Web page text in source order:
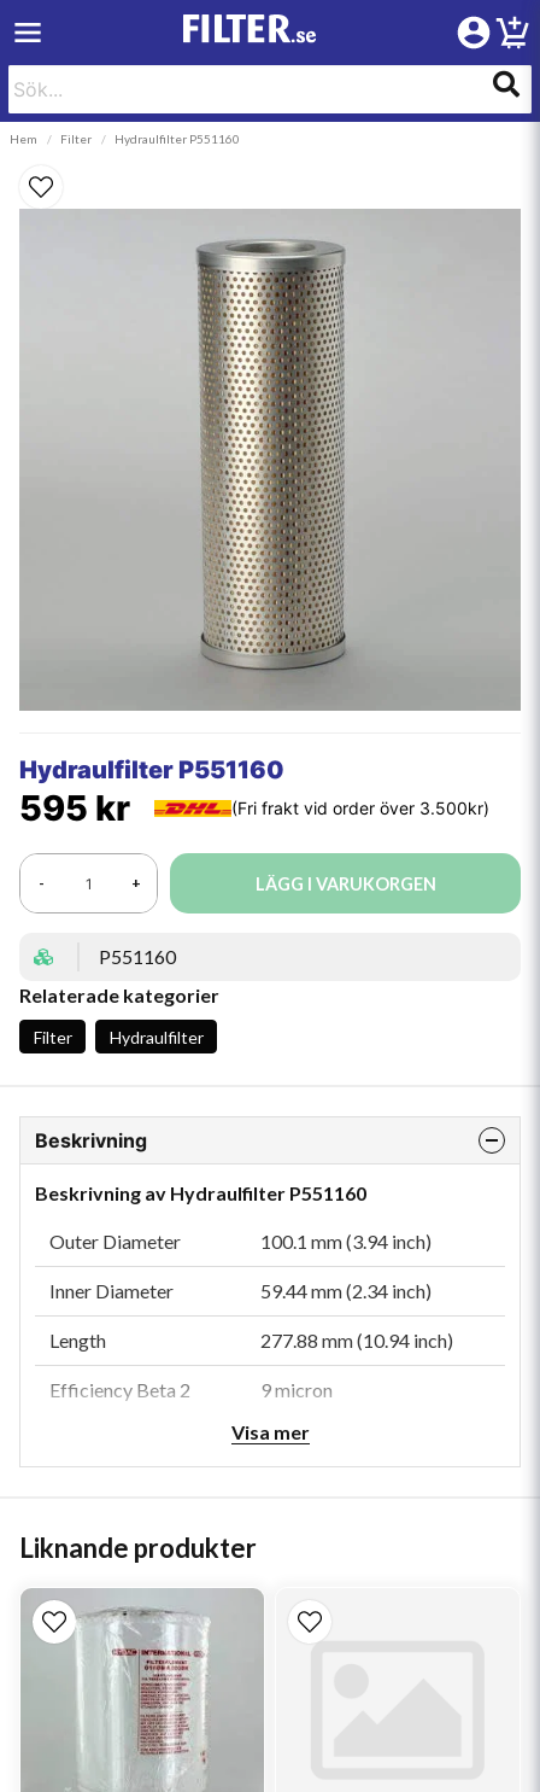
Hem Filter Hydraulfilter P551160
Hydraulfilter P551160
595 kr
- + LÄGG I VARUKORGEN
P551160
Relaterade kategorier
Filter Hydraulfilter
Beskrivning
Beskrivning av Hydraulfilter P551160
Outer Diameter 100.1 mm (3.94 inch)
Inner Diameter 59.44 mm (2.34 inch)
Length 277.88 mm (10.94 inch)
Efficiency Beta 2 9 micron
19 micron
Style
Media Type Cellulose
Primary Application KOMATSU 1446011160
Visa mer
Liknande produkter